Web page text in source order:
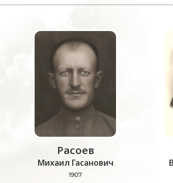
Расоев
Михаил Гасанович
1907